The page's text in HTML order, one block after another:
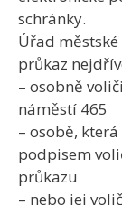
schránky.
Úřad
průkaz
– osobně
náměstí 465
– osobě,
podpisem
průkazu
– nebo jej